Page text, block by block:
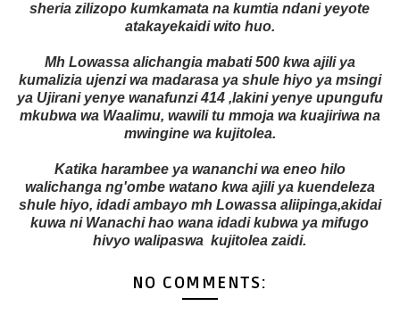
sheria zilizopo kumkamata na kumtia ndani yeyote
atakayekaidi wito huo.
Mh Lowassa alichangia mabati 500 kwa ajili ya
kumalizia ujenzi wa madarasa ya shule hiyo ya msingi
ya Ujirani yenye wanafunzi 414 ,lakini yenye upungufu
mkubwa wa Waalimu, wawili tu mmoja wa kuajiriwa na
mwingine wa kujitolea.
Katika harambee ya wananchi wa eneo hilo
walichanga ng'ombe watano kwa ajili ya kuendeleza
shule hiyo, idadi ambayo mh Lowassa aliipinga,akidai
kuwa ni Wanachi hao wana idadi kubwa ya mifugo
hivyo walipaswa kujitolea zaidi.
NO COMMENTS: